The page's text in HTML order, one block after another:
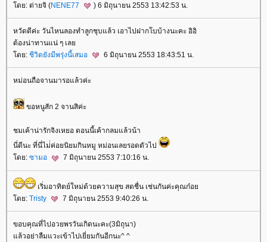
ดย: ต่ายจิ (NENE77 ) 6 มิถุนายน 2553 13:42:53 น.
หวัดดีค่ะ วันไหนลองทำลูกชุบแล้ว เอาไปฝากโบบ้างนะคะ อิอิ
ต้องน่าทานแน่ ๆ เล
ดย: ชีวิตยังมีพรุ่งนี้เสมอ 6 มิถุนายน 2553 18:43:51 น.
หม่อนถือจานมารอแล้วค่ะ
ขอหนูสัก 2 จานสิค่ะ
ชมเค้าน่ารักจิงเหยอ ตอนนี้เค้ากลมแล้วน้า
นี่ดีนะ ที่นี่ไม่่ค่อยนิยมกินหมู หม่อนเลยรอดตัวไป
ดย: ซามอ 7 มิถุนายน 2553 7:10:16 น.
เริ่มอาทิตย์ใหม่ด้วยความสุข สดชื่น เช่นกันค่ะคุณก๋อ
ดย: Tristy 7 มิถุนายน 2553 9:40:26 น.
ขอบคุณที่ไปอวยพรวันเกิดนะคะ(3มิถุนา)
ล้วอย่าลืมแวะเข้าไปเยี่ยมกันอีกนะ^ ^